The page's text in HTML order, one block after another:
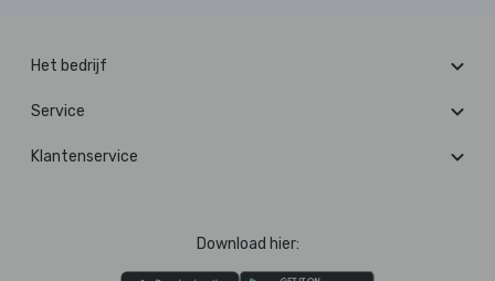
Het bedrijf
Service
Klantenservice
Download hier: